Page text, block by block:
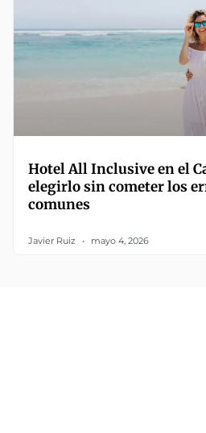
Hotel All Inclusive en el
elegirlo sin cometer los
comunes
Javier Ruiz mayo 4, 2026